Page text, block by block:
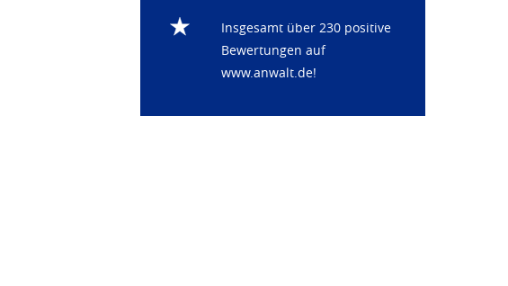
Insgesamt über 230 positive
Bewertungen auf
www.anwalt.de!